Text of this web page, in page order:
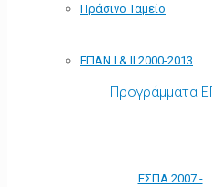
Πράσινο Ταμείο
ΕΠΑΝ Ι & ΙΙ 2000-2013
Προγράμματα
ΕΣΠΑ 2007 -